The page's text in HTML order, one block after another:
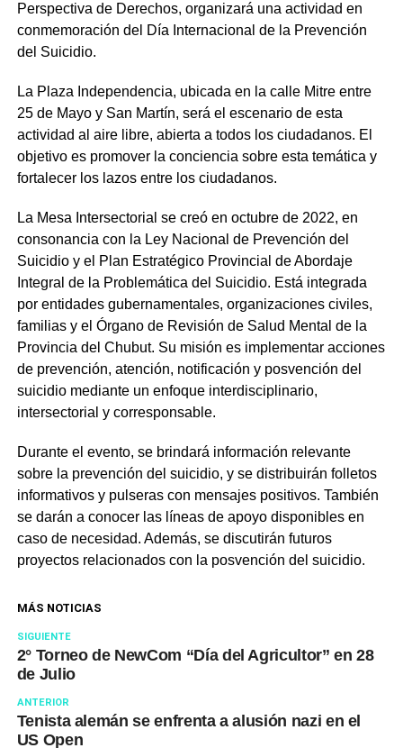
Perspectiva de Derechos, organizará una actividad en
conmemoración del Día Internacional de la Prevención
del Suicidio.
La Plaza Independencia, ubicada en la calle Mitre entre
25 de Mayo y San Martín, será el escenario de esta
actividad al aire libre, abierta a todos los ciudadanos. El
objetivo es promover la conciencia sobre esta temática y
fortalecer los lazos entre los ciudadanos.
La Mesa Intersectorial se creó en octubre de 2022, en
consonancia con la Ley Nacional de Prevención del
Suicidio y el Plan Estratégico Provincial de Abordaje
Integral de la Problemática del Suicidio. Está integrada
por entidades gubernamentales, organizaciones civiles,
familias y el Órgano de Revisión de Salud Mental de la
Provincia del Chubut. Su misión es implementar acciones
de prevención, atención, notificación y posvención del
suicidio mediante un enfoque interdisciplinario,
intersectorial y corresponsable.
Durante el evento, se brindará información relevante
sobre la prevención del suicidio, y se distribuirán folletos
informativos y pulseras con mensajes positivos. También
se darán a conocer las líneas de apoyo disponibles en
caso de necesidad. Además, se discutirán futuros
proyectos relacionados con la posvención del suicidio.
MÁS NOTICIAS
SIGUIENTE
2° Torneo de NewCom “Día del Agricultor” en 28
de Julio
ANTERIOR
Tenista alemán se enfrenta a alusión nazi en el
US Open